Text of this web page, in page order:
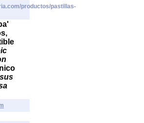
productos/pastillas-